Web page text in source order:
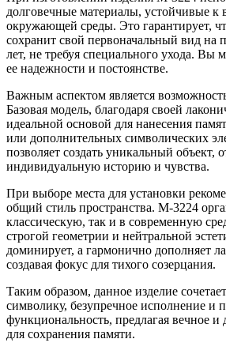
долговечные материалы, устойчивые к
окружающей среды. Это гарантирует,
сохранит свой первоначальный вид на
лет, не требуя специального ухода. Вы
ее надежности и постоянстве.
Важным аспектом является
Базовая модель, благодаря своей
идеальной основой для нанесения
или дополнительных символических
позволяет создать уникальный объект,
индивидуальную историю и чувства.
При выборе места для установки
общий стиль пространства. М-3224
классическую, так и в современную
строгой геометрии и нейтральной
доминирует, а гармонично дополняет
создавая фокус для тихого созерцания.
Таким образом, данное изделие
символику, безупречное исполнение и
функциональность, предлагая вечное и
для сохранения памяти.